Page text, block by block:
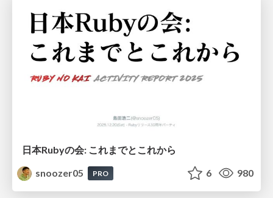
日本Rubyの会: これまでとこれから
snoozer05
PRO 6 980